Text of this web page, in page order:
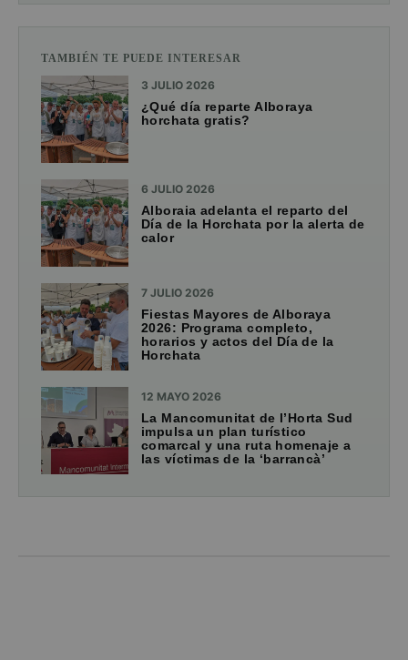
TAMBIÉN TE PUEDE INTERESAR
3 JULIO 2026
¿Qué día reparte Alboraya
horchata gratis?
6 JULIO 2026
Alboraia adelanta el reparto del
Día de la Horchata por la alerta de
calor
7 JULIO 2026
Fiestas Mayores de Alboraya
2026: Programa completo,
horarios y actos del Día de la
Horchata
12 MAYO 2026
La Mancomunitat de l’Horta Sud
impulsa un plan turístico
comarcal y una ruta homenaje a
las víctimas de la ‘barrancà’